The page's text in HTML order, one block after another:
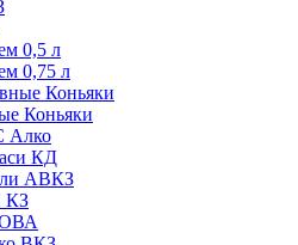
0,5 л
0,75 л
Коньяки
Коньяки
Алко
КД
АВКЗ